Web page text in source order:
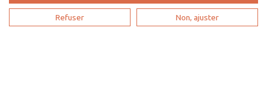
Mon espace propriétaire
Refuser Non, ajuster